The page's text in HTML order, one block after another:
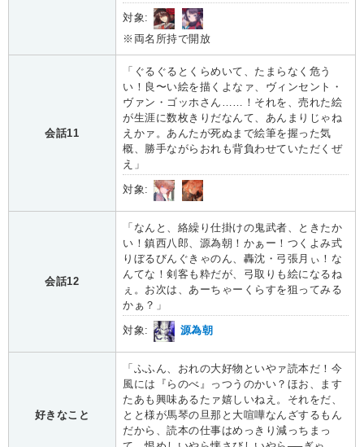
対象:
※両名所持で開放
会話11
「ぐるぐるとくらめいて、たまらなく危う
い！良〜い絵を描くよなァ、ヴィンセント・
ヴァン・ゴッホさん……！それを、売れた絵
が生涯に数枚きりだなんて、あんまりじゃね
えかァ。あんたが死ぬまで絵筆を握った気
概、勝手ながらおれも背負わせていただくぜ
え」
対象:
会話12
「なんと、絡繰り仕掛けの鬼武者、ときたか
い！鎮西八郎、源為朝！かぁー！つくよみ式
りぼるびんぐきゃのん、轟沈・弓張月ぃ！な
んてな！剣客も粋だが、弓取りも絵になるね
ぇ。お次は、あーちゃーくらすを狙ってみる
かぁ？」
対象: 源為朝
好きなこと
「ふふん、おれの大好物といやァ読本だ！今
風には『らのべ』っつうのかい？ほお、ます
たあも興味あるたァ嬉しいねえ。それをだ、
とと様が馬琴の旦那と大喧嘩なんざするもん
だから、読本の仕事はめっきり減っちまっ